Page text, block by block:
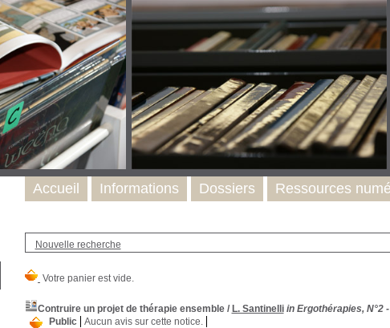
Nouvelle recherche
Contruire un projet de thérapie ensemble/ L. Santinelli in Ergothérapies, N°2
Public
Aucun avis sur cette notice.
Accueil Informations Dossiers Ressources